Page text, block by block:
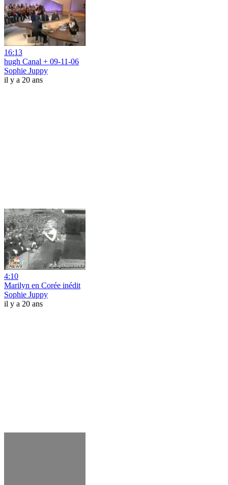
16:13
hugh Canal + 09-11-06
Sophie Juppy
il y a 20 ans
4:10
Marilyn en Corée inédit
Sophie Juppy
il y a 20 ans